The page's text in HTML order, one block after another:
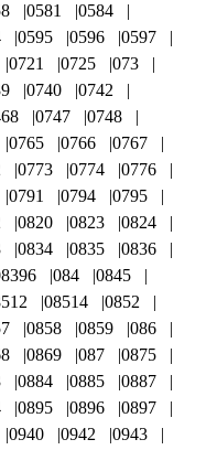
0581
0584
0595 0596
0597
0721 0725
073
0740
0742
0747
0748
0765 0766
0767
0773 0774
0776
0791 0794
0795
0820 0823
0824
0834 0835
0836
084
0845
08514
0852
0858 0859
086
0869 087
0875
0884 0885
0887
0895 0896
0897
0940 0942
0943